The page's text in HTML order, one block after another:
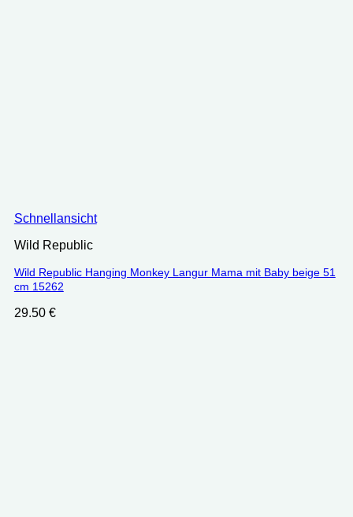
Schnellansicht
Wild Republic
Wild Republic Hanging Monkey Langur Mama mit Baby beige 51
cm 15262
29.50 €